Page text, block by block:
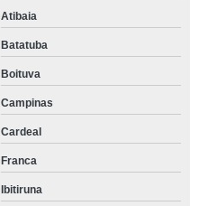
Atibaia
Batatuba
Boituva
Campinas
Cardeal
Franca
Ibitiruna